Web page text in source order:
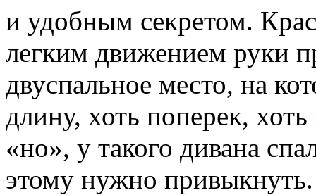
и удобным секретом.
легким движением руки
двуспальное место, на
длину, хоть поперек,
«но», у такого дивана
этому нужно привыкнуть.